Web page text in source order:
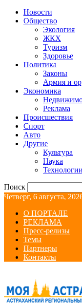
Новости
Общество
Экология
ЖКХ
Туризм
Здоровье
Политика
Законы
Армия и
Экономика
Реклама
Происшествия
Спорт
Авто
Другие
Культура
Наука
Технологии
Поиск
Четверг, 6 августа,
О ПОРТАЛЕ
РЕКЛАМА
Пресс-релизы
Темы
Партнеры
Контакты